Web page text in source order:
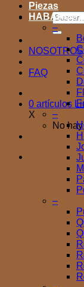
Buscar
por:
NOSOTROS
FAQ
0 artículos
X
No
Piezas
HABANOS
–
–
–